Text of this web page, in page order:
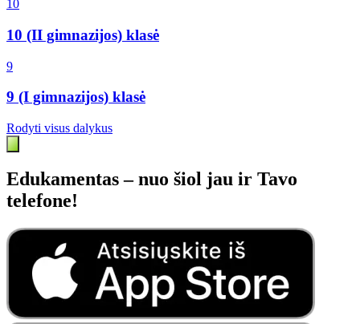
10
10 (II gimnazijos) klasė
9
9 (I gimnazijos) klasė
Rodyti visus dalykus
Edukamentas – nuo šiol jau ir Tavo
telefone!